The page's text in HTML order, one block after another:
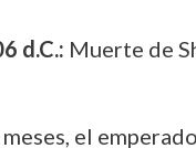
d.C.: Muerte de
el